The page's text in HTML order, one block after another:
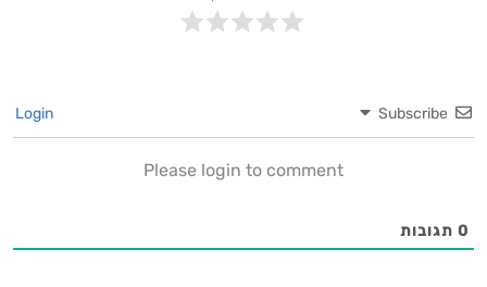
Subscribe
Please login to comment
0 תגובות